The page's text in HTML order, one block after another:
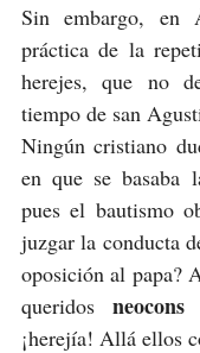
Sin embargo, en
práctica de la
herejes, que no
tiempo de san
Ningún cristiano
en que se basaba
pues el bautismo
juzgar la conducta
oposición al papa?
queridosneocons
¡herejía! Allá ellos